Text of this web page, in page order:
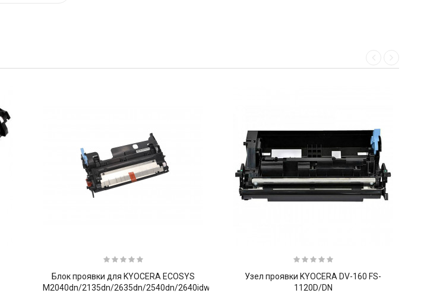
Блок проявки для KYOCERA ECOSYS
M2040dn/2135dn/2635dn/2540dn/2640idw/2735dw
Узел проявки KYOCERA DV-160 FS-
1120D/DN